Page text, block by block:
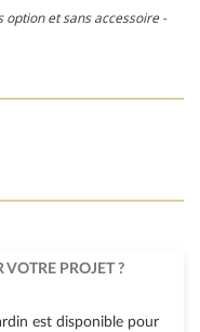
option et sans accessoire -
PROJET ?
est disponible pour